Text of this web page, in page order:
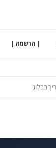
| הרשמה |